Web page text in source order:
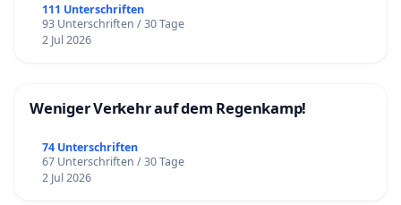
111 Unterschriften
93 Unterschriften / 30 Tage
2 Jul 2026
Weniger Verkehr auf dem Regenkamp!
74 Unterschriften
67 Unterschriften / 30 Tage
2 Jul 2026